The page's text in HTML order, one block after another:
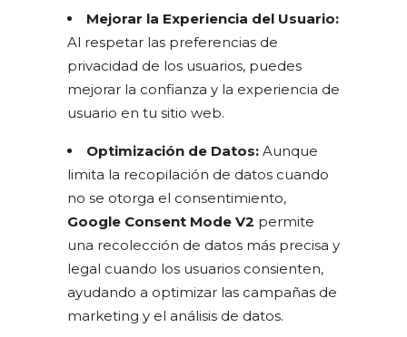
Mejorar la Experiencia del Usuario:
Al respetar las preferencias de
privacidad de los usuarios, puedes
mejorar la confianza y la experiencia de
usuario en tu sitio web.
Optimización de Datos: Aunque
limita la recopilación de datos cuando
no se otorga el consentimiento,
Google Consent Mode V2 permite
una recolección de datos más precisa y
legal cuando los usuarios consienten,
ayudando a optimizar las campañas de
marketing y el análisis de datos.